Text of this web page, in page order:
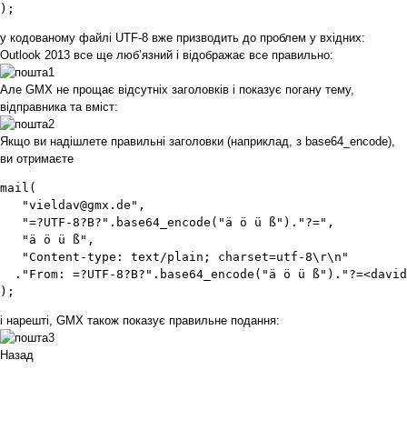
);
у кодованому файлі UTF-8 вже призводить до проблем у вхідних:
Outlook 2013 все ще люб’язний і відображає все правильно:
Але GMX не прощає відсутніх заголовків і показує погану тему,
відправника та вміст:
Якщо ви надішлете правильні заголовки (наприклад, з base64_encode),
ви отримаєте
mail(
   "vieldav@gmx.de",                          				  // Empfänger
"=?UTF-8?B?".base64_encode("ä ö ü ß")."?=",
   "ä ö ü ß",                                 			 	  // Inhalt
   "Content-type: text/plain; charset=utf-8\r\n"
."From: =?UTF-8?B?".base64_encode("ä ö ü
);
і нарешті, GMX також показує правильне подання:
Назад